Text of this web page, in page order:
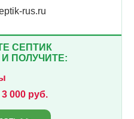
rus.ru
СЕПТИК
ПОЛУЧИТЕ:
000 руб.